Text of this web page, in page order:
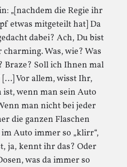
„[nachdem die Regie ihr
etwas mitgeteilt hat] Da
dabei? Ach, Du bist
Was, wie? Was
Braze? Soll ich Ihnen mal
Vor allem, wisst Ihr,
ist, wenn man sein Auto
man nicht bei jeder
die ganzen Flaschen
Auto immer so „klirr“,
ja, kennt ihr das? Oder
was da immer so